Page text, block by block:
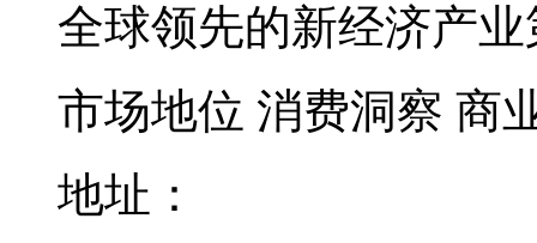
全球领先的新经济产
市场地位 消费洞察 商
地址：